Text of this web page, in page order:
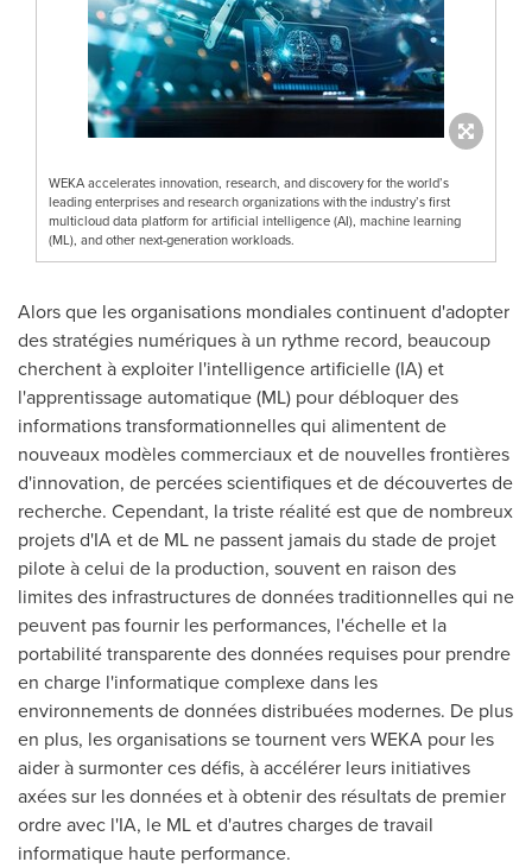
WEKA accelerates innovation, research, and discovery for the world’s
leading enterprises and research organizations with the industry’s first
multicloud data platform for artificial intelligence (AI), machine learning
(ML), and other next-generation workloads.
Alors que les organisations mondiales continuent d'adopter
des stratégies numériques à un rythme record, beaucoup
cherchent à exploiter l'intelligence artificielle (IA) et
l'apprentissage automatique (ML) pour débloquer des
informations transformationnelles qui alimentent de
nouveaux modèles commerciaux et de nouvelles frontières
d'innovation, de percées scientifiques et de découvertes de
recherche. Cependant, la triste réalité est que de nombreux
projets d'IA et de ML ne passent jamais du stade de projet
pilote à celui de la production, souvent en raison des
limites des infrastructures de données traditionnelles qui ne
peuvent pas fournir les performances, l'échelle et la
portabilité transparente des données requises pour prendre
en charge l'informatique complexe dans les
environnements de données distribuées modernes. De plus
en plus, les organisations se tournent vers WEKA pour les
aider à surmonter ces défis, à accélérer leurs initiatives
axées sur les données et à obtenir des résultats de premier
ordre avec l'IA, le ML et d'autres charges de travail
informatique haute performance.